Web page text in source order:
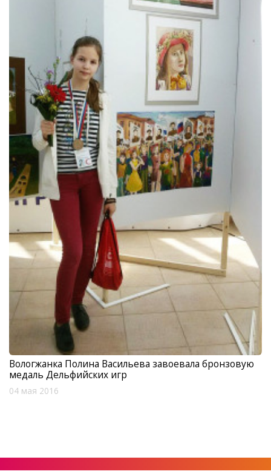
Вологжанка Полина Васильева завоевала бронзовую
медаль Дельфийских игр
04 мая 2016